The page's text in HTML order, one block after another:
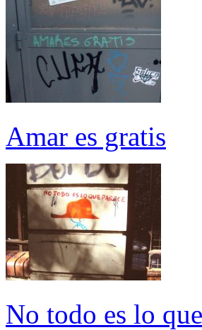
Amar es gratis
No todo es lo